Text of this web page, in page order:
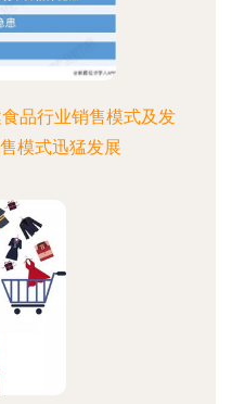
品行业销售模式及发
模式迅猛发展